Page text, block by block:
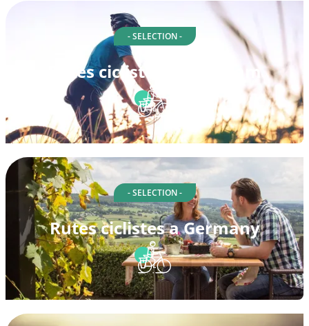
- SELECTION -
Rutes ciclistes a Hausham
- SELECTION -
Rutes ciclistes a Germany